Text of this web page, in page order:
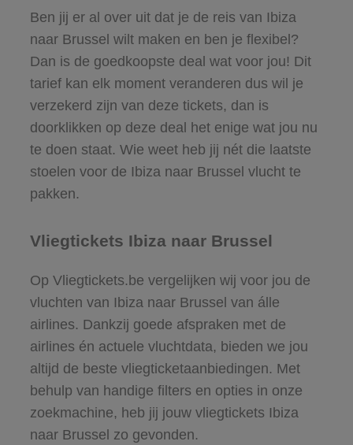
Ben jij er al over uit dat je de reis van Ibiza
naar Brussel wilt maken en ben je flexibel?
Dan is de goedkoopste deal wat voor jou! Dit
tarief kan elk moment veranderen dus wil je
verzekerd zijn van deze tickets, dan is
doorklikken op deze deal het enige wat jou nu
te doen staat. Wie weet heb jij nét die laatste
stoelen voor de Ibiza naar Brussel vlucht te
pakken.
Vliegtickets Ibiza naar Brussel
Op Vliegtickets.be vergelijken wij voor jou de
vluchten van Ibiza naar Brussel van álle
airlines. Dankzij goede afspraken met de
airlines én actuele vluchtdata, bieden we jou
altijd de beste vliegticketaanbiedingen. Met
behulp van handige filters en opties in onze
zoekmachine, heb jij jouw vliegtickets Ibiza
naar Brussel zo gevonden.